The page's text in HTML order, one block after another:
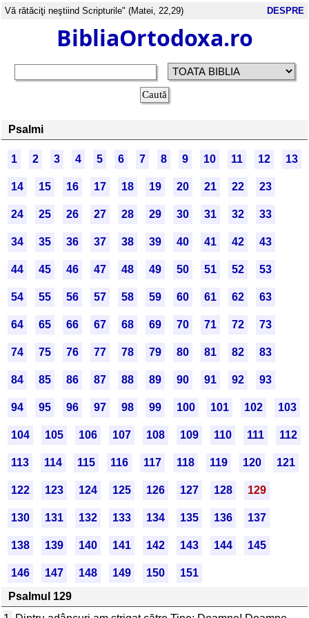
Vă rătăciţi neştiind Scripturile" (Matei, 22,29) DESPRE
BibliaOrtodoxa.ro
Psalmi
1 2 3 4 5 6 7 8 9 10 11 12 13
14 15 16 17 18 19 20 21 22 23
24 25 26 27 28 29 30 31 32 33
34 35 36 37 38 39 40 41 42 43
44 45 46 47 48 49 50 51 52 53
54 55 56 57 58 59 60 61 62 63
64 65 66 67 68 69 70 71 72 73
74 75 76 77 78 79 80 81 82 83
84 85 86 87 88 89 90 91 92 93
94 95 96 97 98 99 100 101 102 103
104 105 106 107 108 109 110 111 112
113 114 115 116 117 118 119 120 121
122 123 124 125 126 127 128 129
130 131 132 133 134 135 136 137
138 139 140 141 142 143 144 145
146 147 148 149 150
151
Psalmul 129